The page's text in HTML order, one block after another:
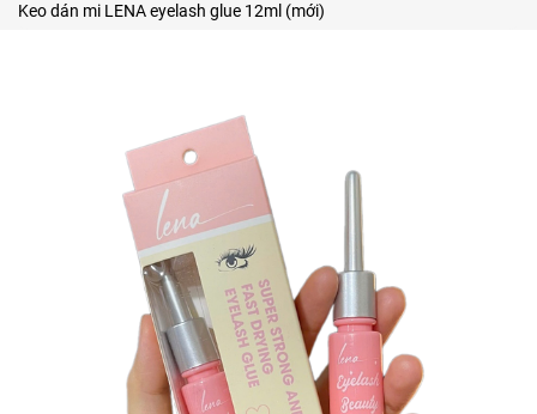
Keo dán mi LENA eyelash glue 12ml (mới)